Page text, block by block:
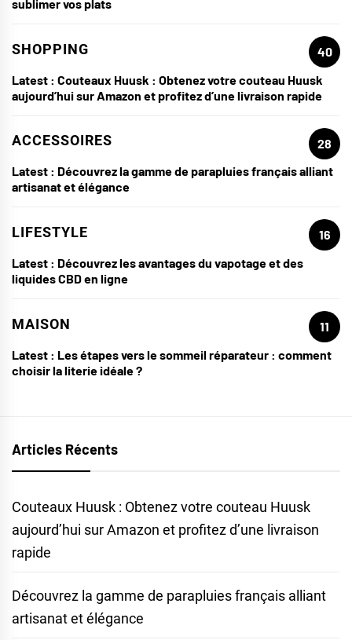
sublimer vos plats
SHOPPING
40
Latest : Couteaux Huusk : Obtenez votre couteau Huusk
aujourd’hui sur Amazon et profitez d’une livraison rapide
ACCESSOIRES
28
Latest : Découvrez la gamme de parapluies français alliant
artisanat et élégance
LIFESTYLE
16
Latest : Découvrez les avantages du vapotage et des
liquides CBD en ligne
MAISON
11
Latest : Les étapes vers le sommeil réparateur : comment
choisir la literie idéale ?
Articles Récents
Couteaux Huusk : Obtenez votre couteau Huusk
aujourd’hui sur Amazon et profitez d’une livraison
rapide
Découvrez la gamme de parapluies français alliant
artisanat et élégance